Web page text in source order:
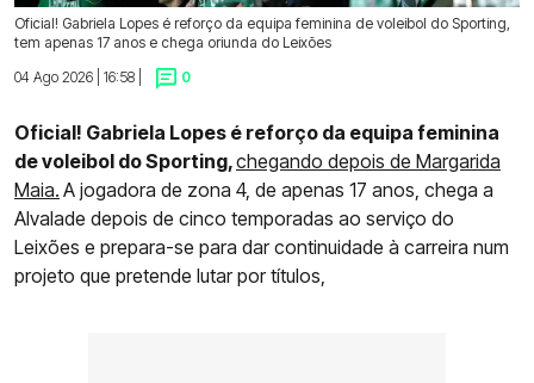
Oficial! Gabriela Lopes é reforço da equipa feminina de voleibol do Sporting,
tem apenas 17 anos e chega oriunda do Leixões
04 Ago 2026 | 16:58 |
0
Oficial! Gabriela Lopes é reforço da equipa feminina
de voleibol do Sporting,chegando depois de Margarida
Maia. A jogadora de zona 4, de apenas 17 anos, chega a
Alvalade depois de cinco temporadas ao serviço do
Leixões e prepara-se para dar continuidade à carreira num
projeto que pretende lutar por títulos,